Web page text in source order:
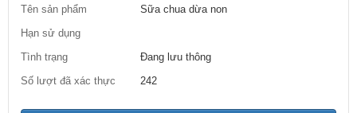
Tên sản phẩm
Sữa chua dừa non
Hạn sử dụng
Tình trạng
Đang lưu thông
Số lượt đã xác thực
242